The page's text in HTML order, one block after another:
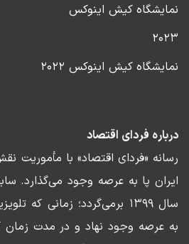
نمایشگاه کیش اینوکس
۲۰۲۳
نمایشگاه کیش اینوکس ۲۰۲۲
درباره فردای اقتصاد
رسانه «فردای اقتصاد» با مأموریت
ایران پا به عرصه وجود می‌گذارد.
سال ۱۳۹۹ برمی‌گردد؛ زمانی که
به عرصه وجود نهاد و در مدت زمان